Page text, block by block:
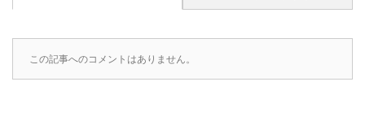
この記事へのコメントはありません。